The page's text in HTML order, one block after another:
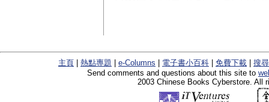
主頁 熱點專題 e-Columns 電子書小百科 免費下載
搜
Send comments and questions about this site to
2003 Chinese Books Cyberstore. All